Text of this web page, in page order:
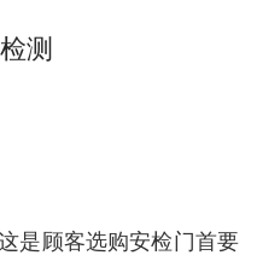
测
是顾客选购安检门首要